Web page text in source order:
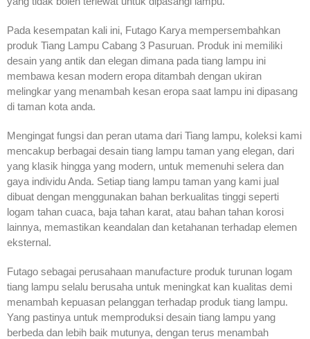
Pada kesempatan kali ini, Futago Karya mempersembahkan
produk Tiang Lampu Cabang 3 Pasuruan. Produk ini memiliki
desain yang antik dan elegan dimana pada tiang lampu ini
membawa kesan modern eropa ditambah dengan ukiran
melingkar yang menambah kesan eropa saat lampu ini dipasang
di taman kota anda.
Mengingat fungsi dan peran utama dari Tiang lampu, koleksi kami
mencakup berbagai desain tiang lampu taman yang elegan, dari
yang klasik hingga yang modern, untuk memenuhi selera dan
gaya individu Anda. Setiap tiang lampu taman yang kami jual
dibuat dengan menggunakan bahan berkualitas tinggi seperti
logam tahan cuaca, baja tahan karat, atau bahan tahan korosi
lainnya, memastikan keandalan dan ketahanan terhadap elemen
eksternal.
Futago sebagai perusahaan manufacture produk turunan logam
tiang lampu selalu berusaha untuk meningkat kan kualitas demi
menambah kepuasan pelanggan terhadap produk tiang lampu.
Yang pastinya untuk memproduksi desain tiang lampu yang
berbeda dan lebih baik mutunya, dengan terus menambah